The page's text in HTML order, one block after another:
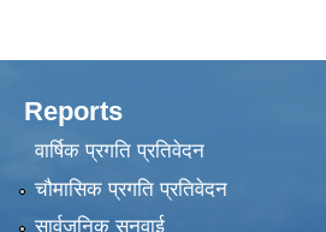
Reports
वार्षिक प्रगति प्रतिवेदन
चौमासिक प्रगति प्रतिवेदन
सार्वजनिक सुनुवाई